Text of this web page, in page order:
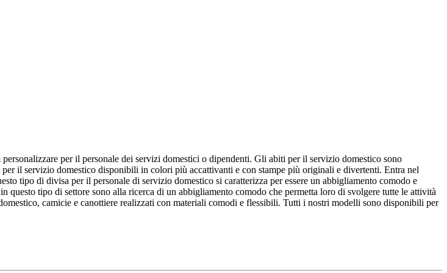
per il personale dei servizi domestici o dipendenti. Gli abiti per il servizio domestico sono
il servizio domestico disponibili in colori più accattivanti e con stampe più originali e divertenti. Entra nel
tipo di divisa per il personale di servizio domestico si caratterizza per essere un abbigliamento comodo e
tipo di settore sono alla ricerca di un abbigliamento comodo che permetta loro di svolgere tutte le attività
camicie e canottiere realizzati con materiali comodi e flessibili. Tutti i nostri modelli sono disponibili per